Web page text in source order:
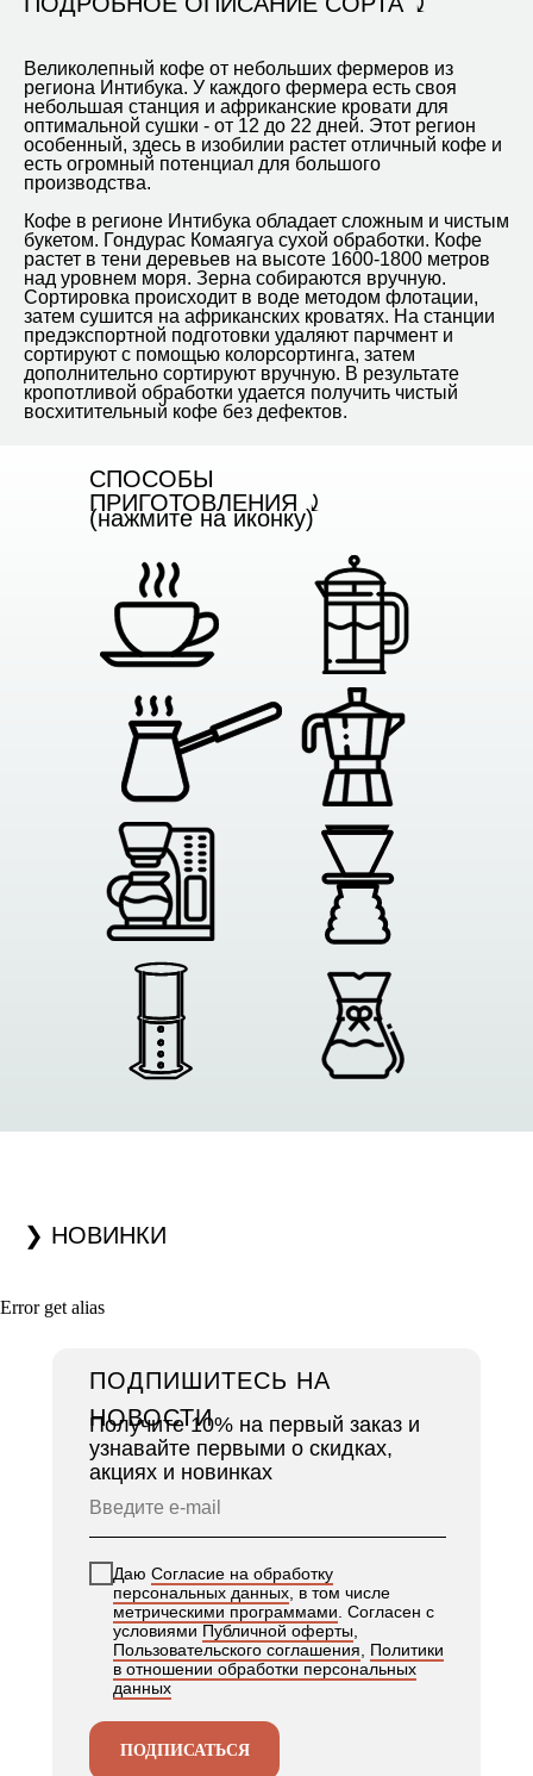
Великолепный кофе от небольших фермеров из
региона Интибука. У каждого фермера есть своя
небольшая станция и африканские кровати для
оптимальной сушки - от 12 до 22 дней. Этот регион
особенный, здесь в изобилии растет отличный кофе и
есть огромный потенциал для большого
производства.
Кофе в регионе Интибука обладает сложным и чистым
букетом. Гондурас Комаягуа сухой обработки. Кофе
растет в тени деревьев на высоте 1600-1800 метров
над уровнем моря. Зерна собираются вручную.
Сортировка происходит в воде методом флотации,
затем сушится на африканских кроватях. На станции
предэкспортной подготовки удаляют парчмент и
сортируют с помощью колорсортинга, затем
дополнительно сортируют вручную. В результате
кропотливой обработки удается получить чистый
восхитительный кофе без дефектов.
CПОСОБЫ
ПРИГОТОВЛЕНИЯ ⤸
(нажмите на иконку)
❯ НОВИНКИ
Error get alias
ПОДПИШИТЕСЬ НА
НОВОСТИ
Получите 10% на первый заказ и
узнавайте первыми о скидках,
акциях и новинках
Даю Согласие на обработку
персональных данных, в том числе
метрическими программами . Согласен с
условиямиПубличной оферты
Пользовательского соглашения
Политики
в отношении обработки персональных
данных
ПОДПИСАТЬСЯ